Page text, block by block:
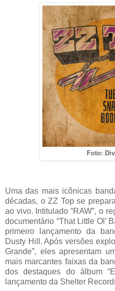
Foto:
Uma das mais icônicas
décadas, o ZZ Top se
ao vivo. Intitulado “RAW”, o
documentário “That Little Ol’
primeiro lançamento da
Dusty Hill. Após versões
Grande”, eles apresentam
mais marcantes faixas da
dos destaques do álbum
lançamento da Shelter